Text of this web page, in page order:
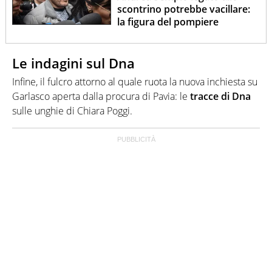
scontrino potrebbe vacillare:
la figura del pompiere
Le indagini sul Dna
Infine, il fulcro attorno al quale ruota la nuova inchiesta su
Garlasco aperta dalla procura di Pavia: le tracce di Dna
sulle unghie di Chiara Poggi.